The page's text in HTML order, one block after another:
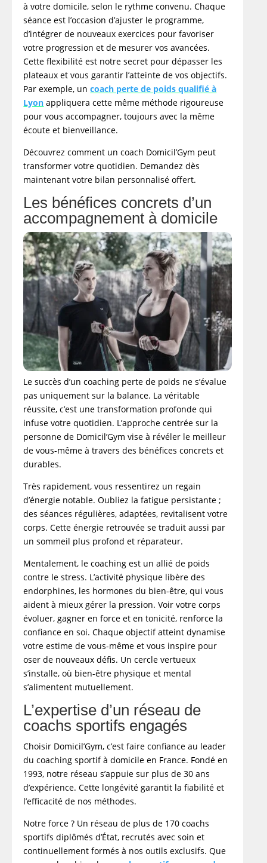
à votre domicile, selon le rythme convenu. Chaque
séance est l’occasion d’ajuster le programme,
d’intégrer de nouveaux exercices pour favoriser
votre progression et de mesurer vos avancées.
Cette flexibilité est notre secret pour dépasser les
plateaux et vous garantir l’atteinte de vos objectifs.
Par exemple, uncoach perte de poids qualifié à
Lyon appliquera cette même méthode rigoureuse
pour vous accompagner, toujours avec la même
écoute et bienveillance.
Découvrez comment un coach Domicil’Gym peut
transformer votre quotidien. Demandez dès
maintenant votre bilan personnalisé offert.
Les bénéfices concrets d’un
accompagnement à domicile
Le succès d’un coaching perte de poids ne s’évalue
pas uniquement sur la balance. La véritable
réussite, c’est une transformation profonde qui
infuse votre quotidien. L’approche centrée sur la
personne de Domicil’Gym vise à révéler le meilleur
de vous-même à travers des bénéfices concrets et
durables.
Très rapidement, vous ressentirez un regain
d’énergie notable. Oubliez la fatigue persistante ;
des séances régulières, adaptées, revitalisent votre
corps. Cette énergie retrouvée se traduit aussi par
un sommeil plus profond et réparateur.
Mentalement, le coaching est un allié de poids
contre le stress. L’activité physique libère des
endorphines, les hormones du bien-être, qui vous
aident à mieux gérer la pression. Voir votre corps
évoluer, gagner en force et en tonicité, renforce la
confiance en soi. Chaque objectif atteint dynamise
votre estime de vous-même et vous inspire pour
oser de nouveaux défis. Un cercle vertueux
s’installe, où bien-être physique et mental
s’alimentent mutuellement.
L’expertise d’un réseau de
coachs sportifs engagés
Choisir Domicil’Gym, c’est faire confiance au leader
du coaching sportif à domicile en France. Fondé en
1993, notre réseau s’appuie sur plus de 30 ans
d’expérience. Cette longévité garantit la fiabilité et
l’efficacité de nos méthodes.
Notre force ? Un réseau de plus de 170 coachs
sportifs diplômés d’État, recrutés avec soin et
continuellement formés à nos outils exclusifs. Que